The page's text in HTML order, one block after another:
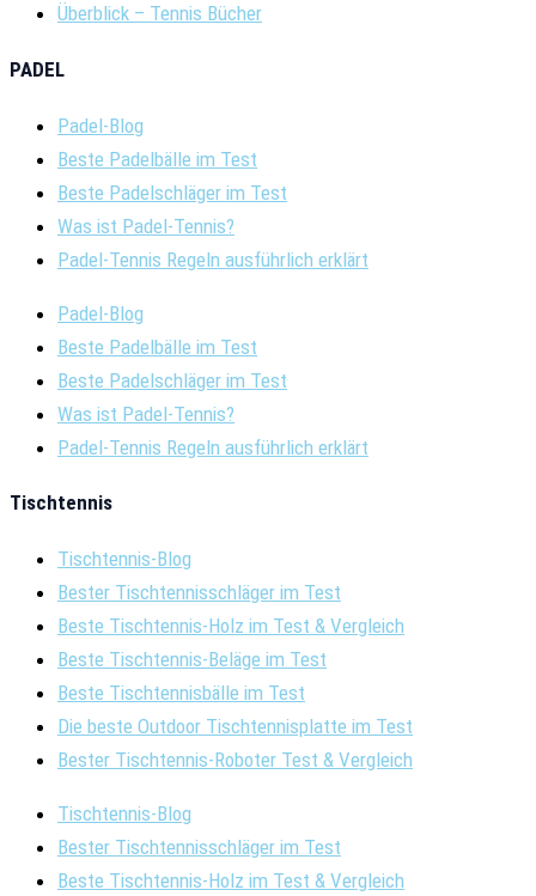
Überblick – Tennis Bücher
PADEL
Padel-Blog
Beste Padelbälle im Test
Beste Padelschläger im Test
Was ist Padel-Tennis?
Padel-Tennis Regeln ausführlich erklärt
Padel-Blog
Beste Padelbälle im Test
Beste Padelschläger im Test
Was ist Padel-Tennis?
Padel-Tennis Regeln ausführlich erklärt
Tischtennis
Tischtennis-Blog
Bester Tischtennisschläger im Test
Beste Tischtennis-Holz im Test & Vergleich
Beste Tischtennis-Beläge im Test
Beste Tischtennisbälle im Test
Die beste Outdoor Tischtennisplatte im Test
Bester Tischtennis-Roboter Test & Vergleich
Tischtennis-Blog
Bester Tischtennisschläger im Test
Beste Tischtennis-Holz im Test & Vergleich